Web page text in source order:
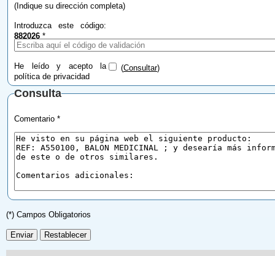
(Indique su dirección completa)
Introduzca este código:
882026 *
He leído y acepto la
política de privacidad
(Consultar)
Consulta
Comentario *
(*) Campos Obligatorios